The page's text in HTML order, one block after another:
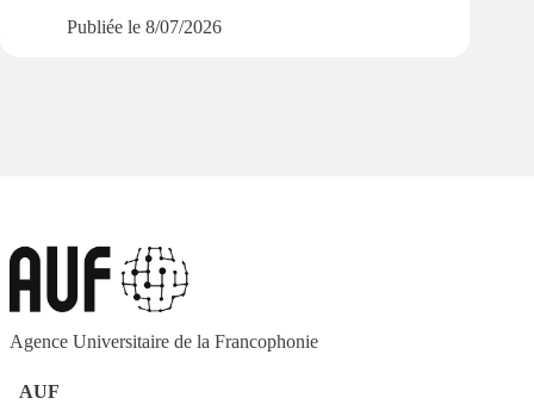
Publiée le 8/07/2026
Agence Universitaire de la Francophonie
AUF